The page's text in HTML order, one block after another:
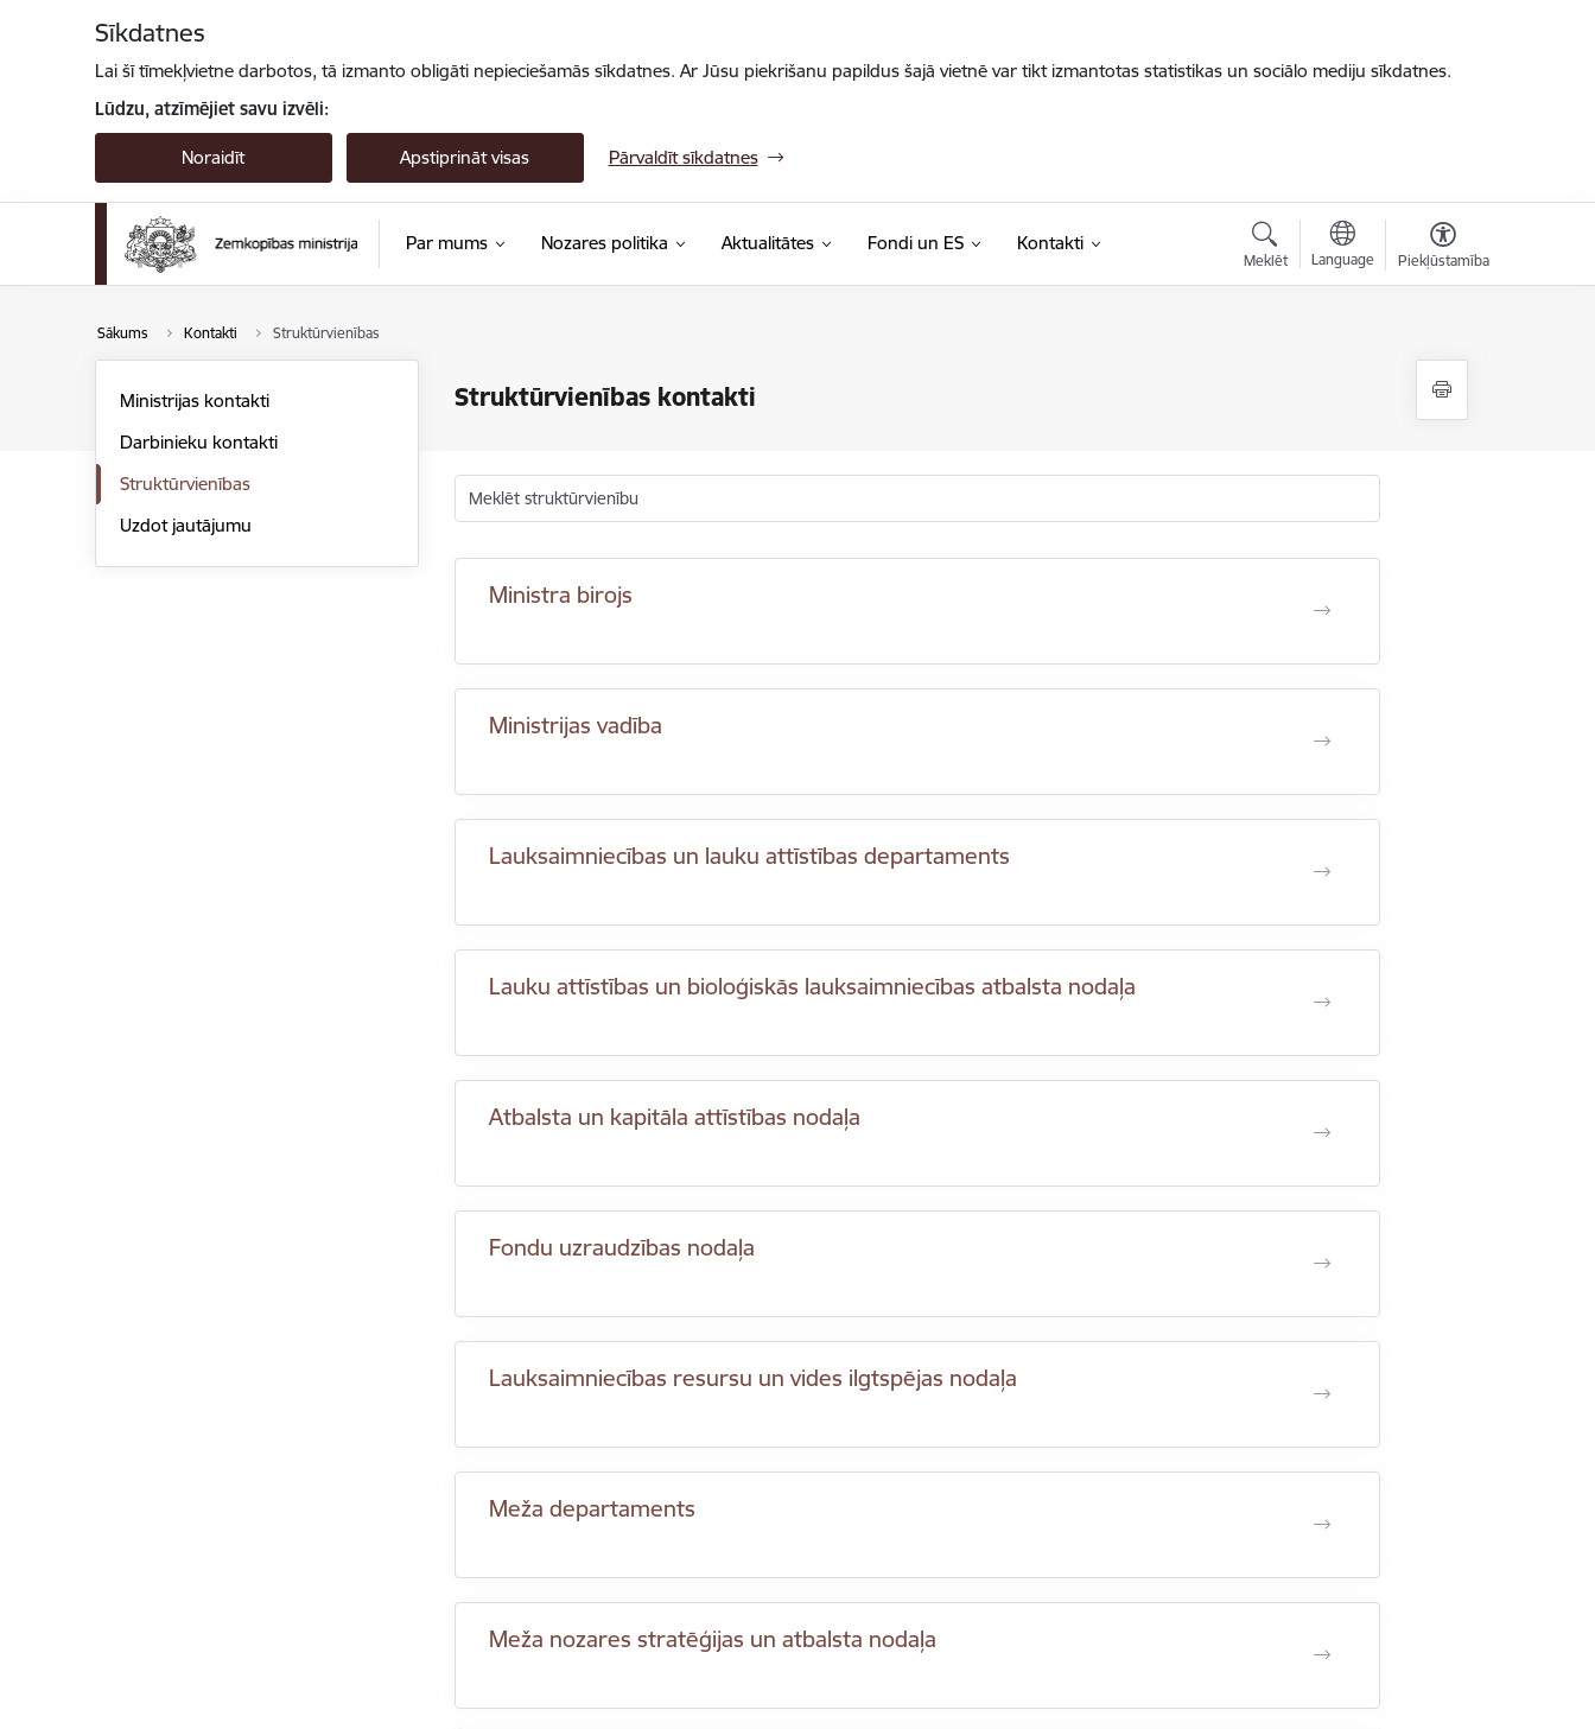
Sīkdatnes
Lai šī tīmekļvietne darbotos, tā izmanto obligāti nepieciešamās sīkdatnes. Ar Jūsu piekrišanu papildus šajā vietnē var tikt izmantotas statistikas un sociālo mediju sīkdatnes.
Lūdzu, atzīmējiet savu izvēli:
Noraidīt Apstiprināt visas Pārvaldīt sīkdatnes
Par mums Nozares politika Aktualitātes Fondi un ES Kontakti
Meklēt Language Piekļūstamība
Sākums Kontakti Struktūrvienības
Struktūrvienības kontakti
Ministrijas kontakti
Darbinieku kontakti
Struktūrvienības
Uzdot jautājumu
Meklēt struktūrvienību
Ministra birojs
Ministrijas vadība
Lauksaimniecības un lauku attīstības departaments
Lauku attīstības un bioloģiskās lauksaimniecības atbalsta nodaļa
Atbalsta un kapitāla attīstības nodaļa
Fondu uzraudzības nodaļa
Lauksaimniecības resursu un vides ilgtspējas nodaļa
Meža departaments
Meža nozares stratēģijas un atbalsta nodaļa